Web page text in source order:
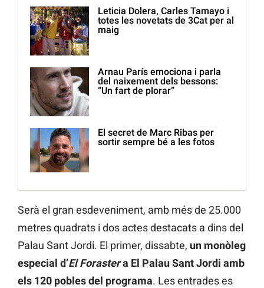
Leticia Dolera, Carles Tamayo i
totes les novetats de 3Cat per al
maig
Arnau París emociona i parla
del naixement dels bessons:
“Un fart de plorar”
El secret de Marc Ribas per
sortir sempre bé a les fotos
Serà el gran esdeveniment, amb més de 25.000
metres quadrats i dos actes destacats a dins del
Palau Sant Jordi. El primer, dissabte, un monòleg
especial d’El Forastera El Palau Sant Jordi amb
els 120 pobles del programa. Les entrades es